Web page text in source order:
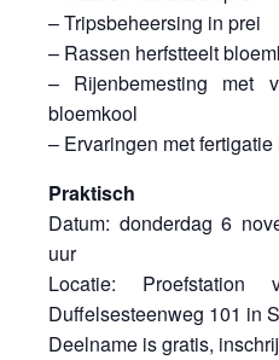
– Tripsbeheersing in prei
– Rassen herfstteelt
– Rijenbemesting met
bloemkool
– Ervaringen met fertigatie
Praktisch
Datum: donderdag 6
uur
Locatie: Proefstation
Duffelsesteenweg 101 in
Deelname is gratis,